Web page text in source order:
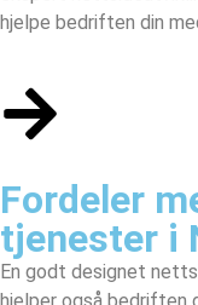
hjelpe bedriften din
Fordeler
tjenester i
En godt designet